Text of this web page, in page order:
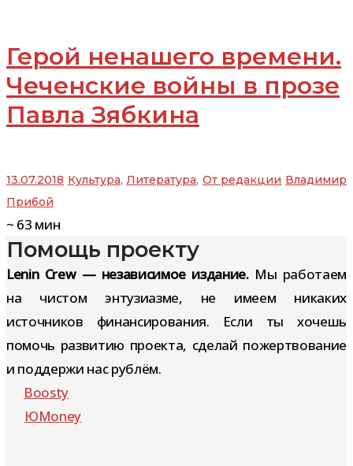
Герой ненашего времени.
Чеченские войны в прозе
Павла Зябкина
13.07.2018 Культура,Литература, От редакции Владимир
Прибой
~ 63 мин
Помощь проекту
Lenin Crew — независимое издание.Мы работаем
на чистом энтузиазме, не имеем никаких
источников финансирования. Если ты хочешь
помочь развитию проекта, сделай пожертвование
и поддержи нас рублём.
Boosty
ЮMoney